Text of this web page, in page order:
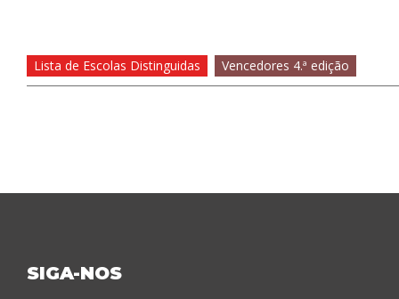
Lista de Escolas Distinguidas Vencedores 4.ª edição
SIGA-NOS